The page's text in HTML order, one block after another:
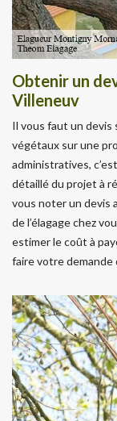
Obtenir un
Villeneuv
Il vous faut un devis
végétaux sur une
administratives,
détaillé du projet à
vous noter un devis
de l’élagage chez
estimer le coût à
faire votre demande